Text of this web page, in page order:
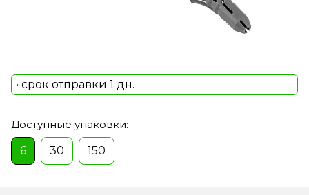
• срок отправки 1 дн.
Доступные упаковки:
6
30 150